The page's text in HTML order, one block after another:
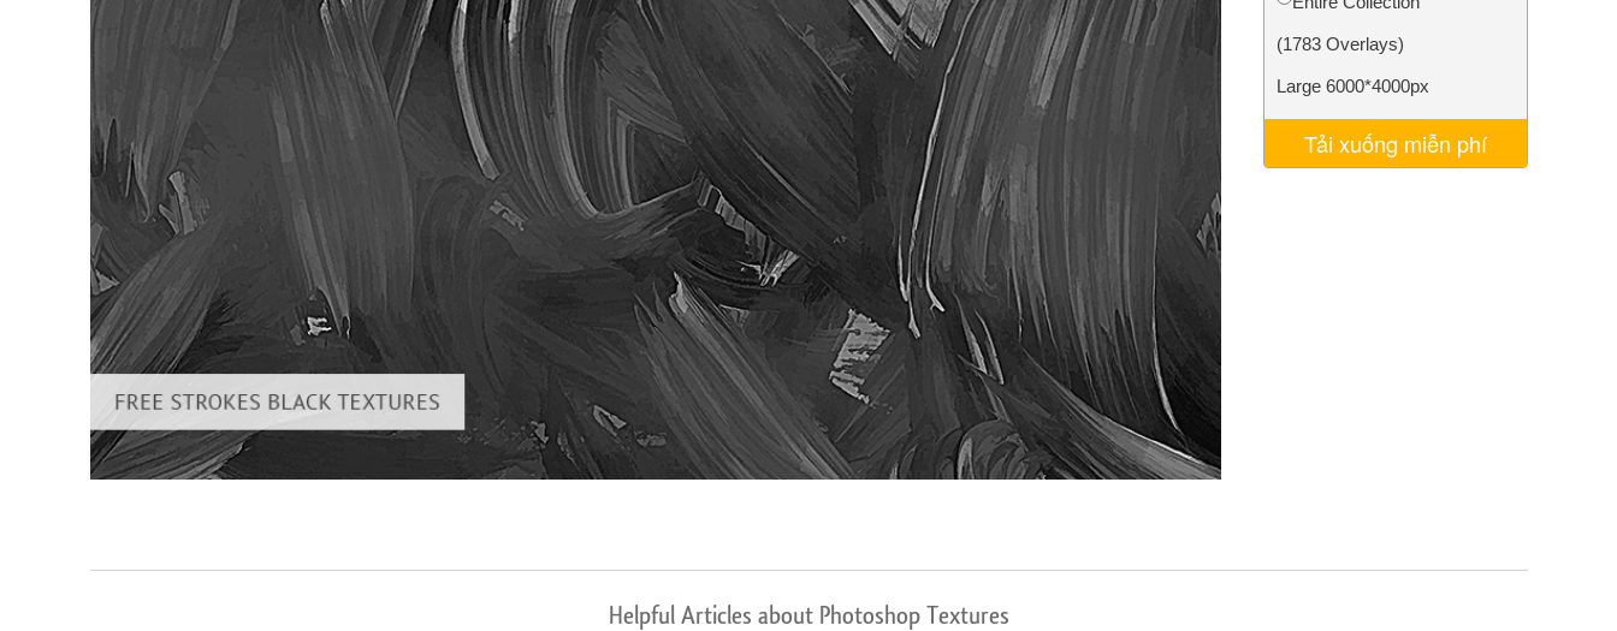
Dịch vụ chỉnh sửa sản phẩm Dịch vụ sửa lại đồ trang sức Dữ liệu Đào tạo AI Video Editing Services
(1783 Overlays)
Large 6000*4000px
Tải xuống miễn phí
Helpful Articles about Photoshop Textures